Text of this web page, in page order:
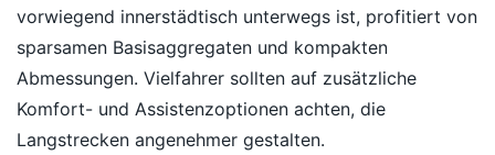
vorwiegend innerstädtisch unterwegs ist, profitiert von
sparsamen Basisaggregaten und kompakten
Abmessungen. Vielfahrer sollten auf zusätzliche
Komfort- und Assistenzoptionen achten, die
Langstrecken angenehmer gestalten.